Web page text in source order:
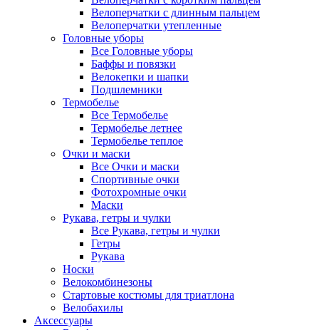
Велоперчатки с длинным пальцем
Велоперчатки утепленные
Головные уборы
Все Головные уборы
Баффы и повязки
Велокепки и шапки
Подшлемники
Термобелье
Все Термобелье
Термобелье летнее
Термобелье теплое
Очки и маски
Все Очки и маски
Спортивные очки
Фотохромные очки
Маски
Рукава, гетры и чулки
Все Рукава, гетры и чулки
Гетры
Рукава
Носки
Велокомбинезоны
Стартовые костюмы для триатлона
Велобахилы
Аксессуары